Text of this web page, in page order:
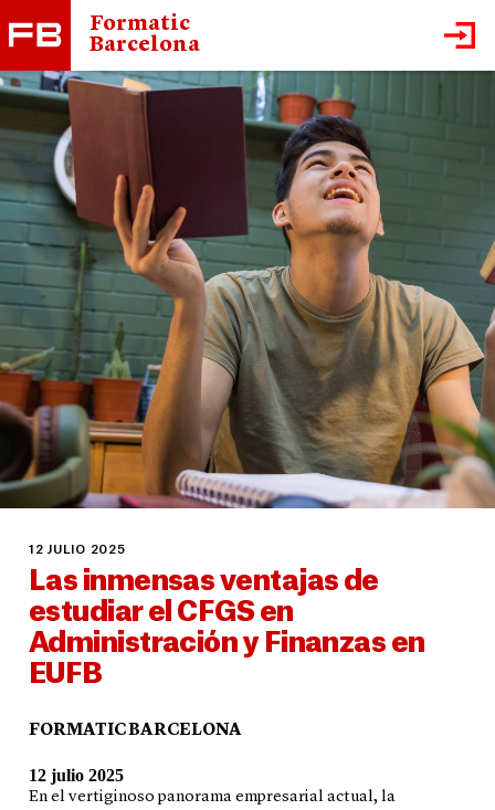
Formatic
Barcelona
12 JULIO 2025
Las inmensas ventajas de
estudiar el CFGS en
Administración y Finanzas en
EUFB
FORMATIC BARCELONA
12 julio 2025
En el vertiginoso panorama empresarial actual, la